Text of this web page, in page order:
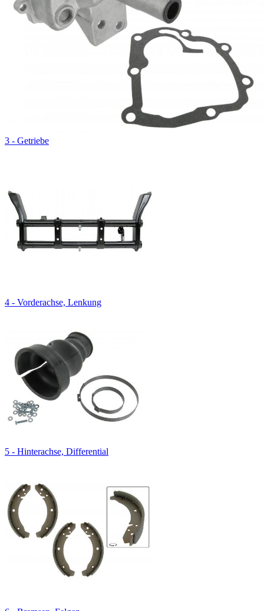
3 - Getriebe
4 - Vorderachse, Lenkung
5 - Hinterachse, Differential